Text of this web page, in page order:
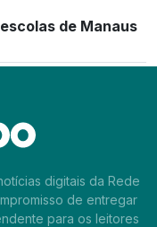
de Manaus
digitais da Rede
de entregar
para os leitores